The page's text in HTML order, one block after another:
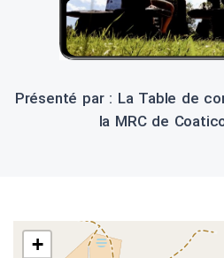
Présenté par : La Table de
la MRC de
+